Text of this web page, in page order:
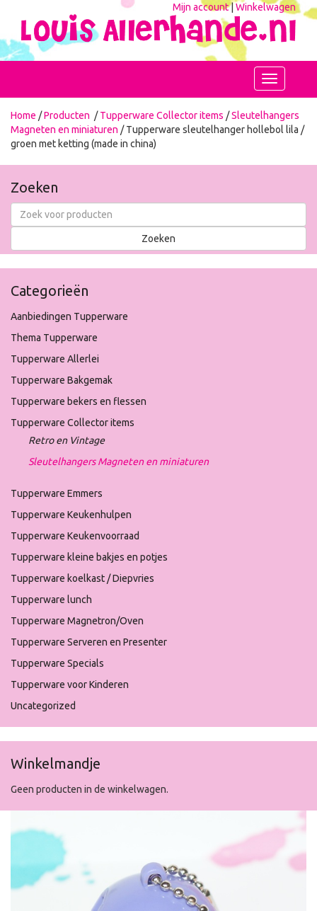
Mijn account|Winkelwagen
Toggle
navigation
Home /Producten /Tupperware Collector items /Sleutelhangers
Magneten en miniaturen / Tupperware sleutelhanger hollebol lila /
groen met ketting (made in china)
Zoeken
Categorieën
Aanbiedingen Tupperware
Thema Tupperware
Tupperware Allerlei
Tupperware Bakgemak
Tupperware bekers en flessen
Tupperware Collector items
Retro en Vintage
Sleutelhangers Magneten en miniaturen
Tupperware Emmers
Tupperware Keukenhulpen
Tupperware Keukenvoorraad
Tupperware kleine bakjes en potjes
Tupperware koelkast / Diepvries
Tupperware lunch
Tupperware Magnetron/Oven
Tupperware Serveren en Presenter
Tupperware Specials
Tupperware voor Kinderen
Uncategorized
Winkelmandje
Geen producten in de winkelwagen.